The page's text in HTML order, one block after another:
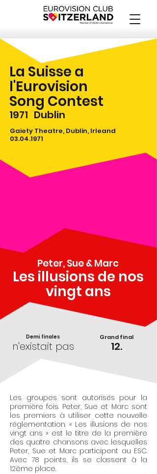
La Suisse a
l'Eurovision
Song Contest
Dublin
1971
Gaiety Theatre, Dublin, Irleand
03.04.1971
Peter, Sue & Marc
Les illusions de nos
vingt ans
Demi finales
n'existait pas
Grand final
12.
Les groupes sont autorisés pour la
première fois. Peter, Sue et Marc sont
les premiers à utiliser cette nouvelle
réglementation. « Les illusions de nos
vingt ans » est le titre de la première
des quatre chansons avec lesquelles
Peter, Sue et Marc participent au ESC.
Avec 78 points, ils se classent à la
12ème place.